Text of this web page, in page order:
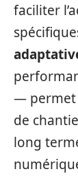
faciliter
— permet
de
long